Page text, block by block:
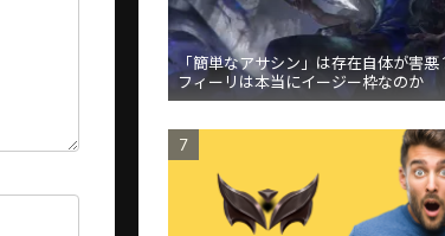
「簡単なアサシン」は存在自体が害悪
フィーリは本当にイージー枠なのか